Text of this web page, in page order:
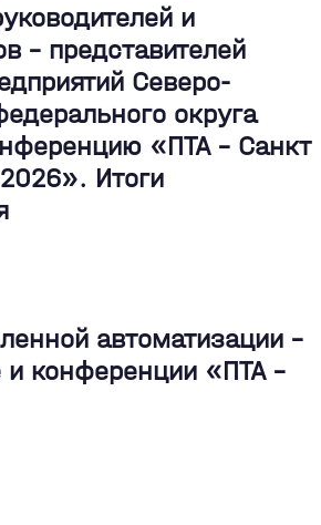
и
– представителей
Северо-
округа
«ПТА – Санкт
Итоги
автоматизации -
и конференции «ПТА –